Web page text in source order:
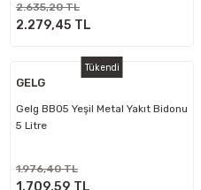
2.635,20 TL
2.279,45 TL
Tükendi
GELG
Gelg BB05 Yeşil Metal Yakıt Bidonu
5 Litre
1.976,40 TL
1.709,59 TL